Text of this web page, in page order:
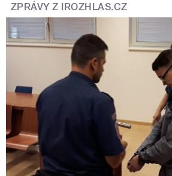
ZPRÁVY Z IROZHLAS.CZ